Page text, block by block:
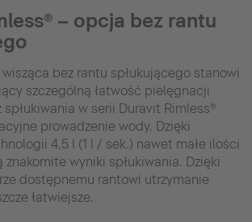
– opcja bez rantu
bez rantu spłukującego stanowi
szczególną łatwość pielęgnacji
w serii Duravit Rimless®
prowadzenie wody. Dzięki
4,5 l (1 l / sek.) nawet małe ilości
wyniki spłukiwania. Dzięki
dostępnemu rantowi utrzymanie
łatwiejsze.